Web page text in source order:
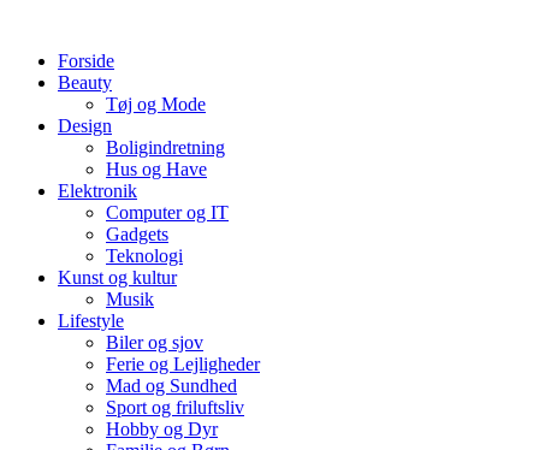
indholdForside
Beauty
Tøj og Mode
Design
Boligindretning
Hus og Have
Elektronik
Computer og IT
Gadgets
Teknologi
Kunst og kultur
Musik
Lifestyle
Biler og sjov
Ferie og Lejligheder
Mad og Sundhed
Sport og friluftsliv
Hobby og Dyr